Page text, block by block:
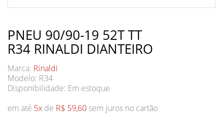
PNEU 90/90-19 52T TT
R34 RINALDI DIANTEIRO
Marca: Rinaldi
Modelo: R34
Disponibilidade: Em estoque
em até 5x de R$ 59,60 sem juros no cartão